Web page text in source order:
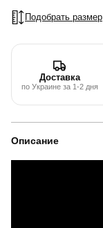
Подобрать размер
Доставка
по Украине за 1-2 дня
Описание